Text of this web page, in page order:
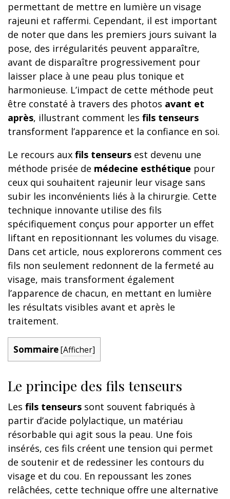
permettant de mettre en lumière un visage
rajeuni et raffermi. Cependant, il est important
de noter que dans les premiers jours suivant la
pose, des irrégularités peuvent apparaître,
avant de disparaître progressivement pour
laisser place à une peau plus tonique et
harmonieuse. L’impact de cette méthode peut
être constaté à travers des photos avant et
après, illustrant comment les fils tenseurs
transforment l’apparence et la confiance en soi.
Le recours aux fils tenseurs est devenu une
méthode prisée de médecine esthétique pour
ceux qui souhaitent rajeunir leur visage sans
subir les inconvénients liés à la chirurgie. Cette
technique innovante utilise des fils
spécifiquement conçus pour apporter un effet
liftant en repositionnant les volumes du visage.
Dans cet article, nous explorerons comment ces
fils non seulement redonnent de la fermeté au
visage, mais transforment également
l’apparence de chacun, en mettant en lumière
les résultats visibles avant et après le
traitement.
Sommaire[Afficher]
Le principe des fils tenseurs
Les fils tenseurs sont souvent fabriqués à
partir d’acide polylactique, un matériau
résorbable qui agit sous la peau. Une fois
insérés, ces fils créent une tension qui permet
de soutenir et de redessiner les contours du
visage et du cou. En repoussant les zones
relâchées, cette technique offre une alternative